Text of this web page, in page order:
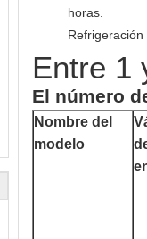
horas.
Entre 1
El número
Nombre del
modelo